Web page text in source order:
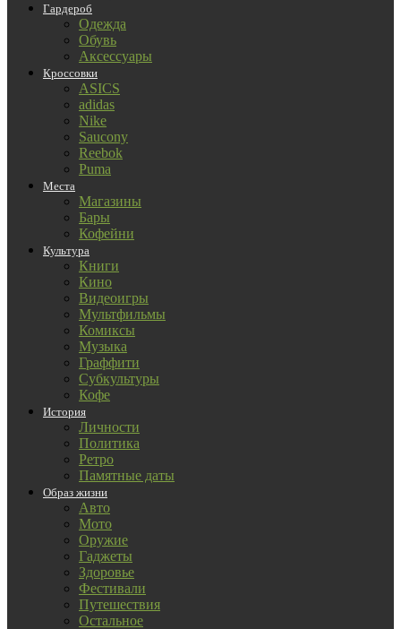
Гардероб
Одежда
Обувь
Аксессуары
Кроссовки
ASICS
adidas
Nike
Saucony
Reebok
Puma
Места
Магазины
Бары
Кофейни
Культура
Книги
Кино
Видеоигры
Мультфильмы
Комиксы
Музыка
Граффити
Субкультуры
Кофе
История
Личности
Политика
Ретро
Памятные даты
Образ жизни
Авто
Мото
Оружие
Гаджеты
Здоровье
Фестивали
Путешествия
Остальное